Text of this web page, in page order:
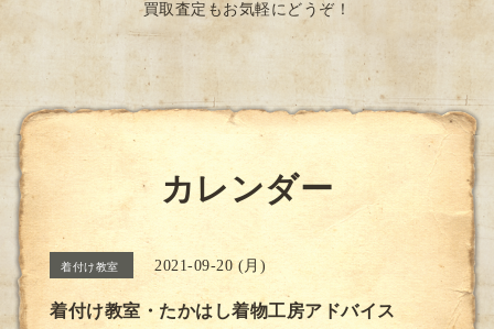
買取査定もお気軽にどうぞ！
カレンダー
着付け教室 2021-09-20 (月)
着付け教室・たかはし着物工房アドバイス